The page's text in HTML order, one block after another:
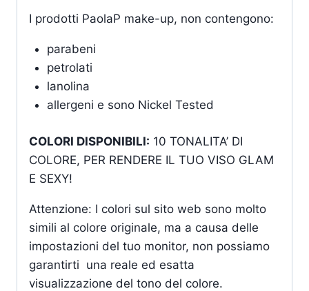
I prodotti PaolaP make-up, non contengono:
parabeni
petrolati
lanolina
allergeni e sono Nickel Tested
COLORI DISPONIBILI: 10 TONALITA’ DI
COLORE, PER RENDERE IL TUO VISO GLAM
E SEXY!
Attenzione: I colori sul sito web sono molto
simili al colore originale, ma a causa delle
impostazioni del tuo monitor, non possiamo
garantirti una reale ed esatta
visualizzazione del tono del colore.